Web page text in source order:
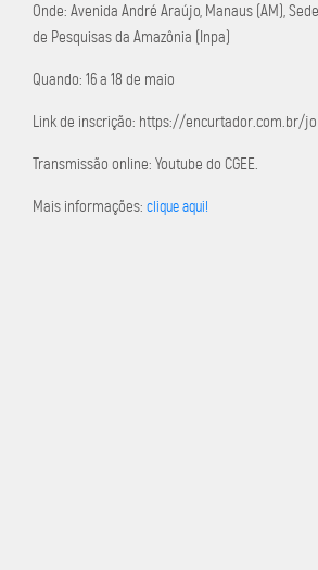
Onde: Avenida André Araújo, Manaus (AM),
de Pesquisas da Amazônia (Inpa)
Quando: 16 a 18 de maio
Link de inscrição: https://encurtador.com.br/
Transmissão online: Youtube do CGEE.
Mais informações: clique aqui!